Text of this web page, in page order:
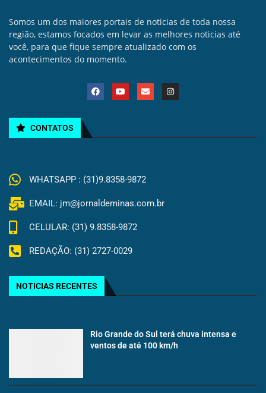
Somos um dos maiores portais de noticias de toda nossa
região, estamos focados em levar as melhores noticias até
você, para que fique sempre atualizado com os
acontecimentos do momento.
CONTATOS
WHATSAPP : (31)9.8358-9872
EMAIL: jm@jornaldeminas.com.br
CELULAR: (31) 9.8358-9872
REDAÇÃO: (31) 2727-0029
NOTICIAS RECENTES
Rio Grande do Sul terá chuva intensa e
ventos de até 100 km/h